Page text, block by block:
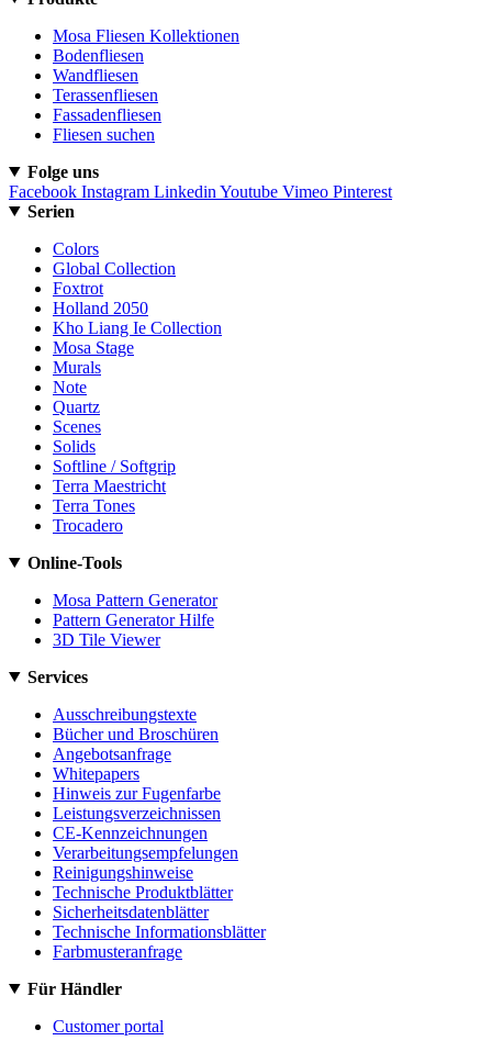
Mosa Fliesen Kollektionen
Bodenfliesen
Wandfliesen
Terassenfliesen
Fassadenfliesen
Fliesen suchen
Folge uns
Facebook Instagram Linkedin Youtube Vimeo Pinterest
Serien
Colors
Global Collection
Foxtrot
Holland 2050
Kho Liang Ie Collection
Mosa Stage
Murals
Note
Quartz
Scenes
Solids
Softline / Softgrip
Terra Maestricht
Terra Tones
Trocadero
Online-Tools
Mosa Pattern Generator
Pattern Generator Hilfe
3D Tile Viewer
Services
Ausschreibungstexte
Bücher und Broschüren
Angebotsanfrage
Whitepapers
Hinweis zur Fugenfarbe
Leistungsverzeichnissen
CE-Kennzeichnungen
Verarbeitungsempfelungen
Reinigungshinweise
Technische Produktblätter
Sicherheitsdatenblätter
Technische Informationsblätter
Farbmusteranfrage
Für Händler
Customer portal